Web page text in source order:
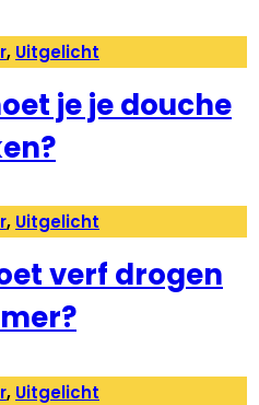
, Uitgelicht
je je douche
, Uitgelicht
verf drogen
, Uitgelicht